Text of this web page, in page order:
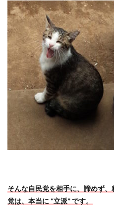
そんな自民党を相手に、諦めず
党は、本当に “立派” です。